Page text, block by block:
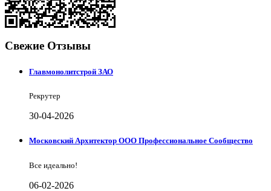
Свежие Отзывы
Главмонолитстрой ЗАО
Рекрутер
30-04-2026
Московский Архитектор ООО Профессиональное Сообщество
Все идеально!
06-02-2026